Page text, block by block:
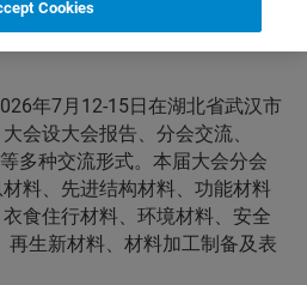
量服务“材料强国建设”的大
年7月12-15日在湖北省武汉市
会设大会报告、分会交流、
多种交流形式。本届大会分会
料、先进结构材料、功能材料
食住行材料、环境材料、安全
再生新材料、材料加工制备及表
Cookies